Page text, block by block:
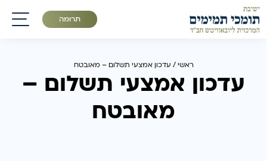
תרומה
תפריט
ראשי/ עדכון אמצעי תשלום – מאובטח
עדכון אמצעי תשלום –
מאובטח